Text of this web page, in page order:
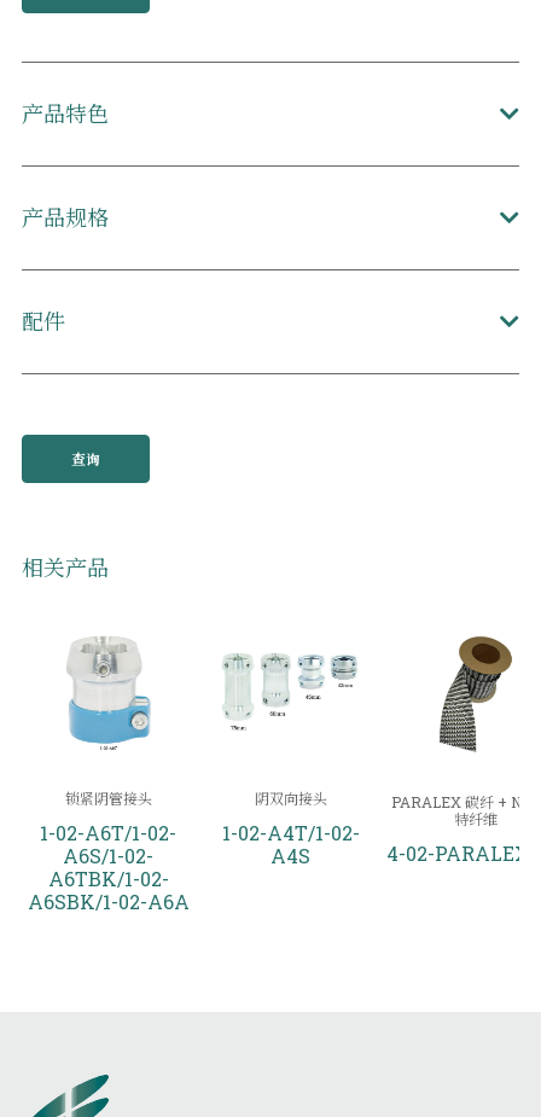
产品特色
产品规格
配件
查询
相关产品
锁紧阴管接头
1-02-A6T/1-02-
A6S/1-02-
A6TBK/1-02-
A6SBK/1-02-A6A
阴双向接头
1-02-A4T/1-02-
A4S
PARALEX 碳纤 +
特纤维
4-02-